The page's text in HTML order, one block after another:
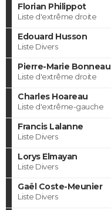
Florian Philippot
Liste d'extrême droite
Edouard Husson
Liste Divers
Pierre-Marie Bonneau
Liste d'extrême droite
Charles Hoareau
Liste d'extrême-gauche
Francis Lalanne
Liste Divers
Lorys Elmayan
Liste Divers
Gaël Coste-Meunier
Liste Divers